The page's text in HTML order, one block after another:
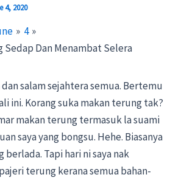
4, 2020
4
Sedap Dan Menambat Selera
salam sejahtera semua. Bertemu
ini. Korang suka makan terung tak?
makan terung termasuk la suami
saya yang bongsu. Hehe. Biasanya
berlada. Tapi hari ni saya nak
terung kerana semua bahan-